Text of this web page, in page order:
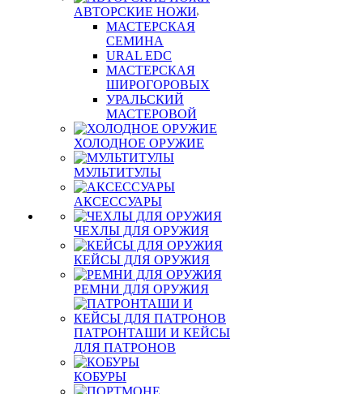
АВТОРСКИЕ НОЖИ
МАСТЕРСКАЯ
СЕМИНА
URAL EDC
МАСТЕРСКАЯ
ШИРОГОРОВЫХ
УРАЛЬСКИЙ
МАСТЕРОВОЙ
ХОЛОДНОЕ ОРУЖИЕ
МУЛЬТИТУЛЫ
АКСЕССУАРЫ
ЧЕХЛЫ ДЛЯ ОРУЖИЯ
КЕЙСЫ ДЛЯ ОРУЖИЯ
РЕМНИ ДЛЯ ОРУЖИЯ
ПАТРОНТАШИ И КЕЙСЫ
ДЛЯ ПАТРОНОВ
КОБУРЫ